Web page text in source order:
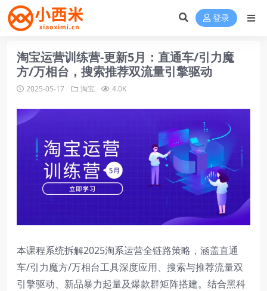
登录
淘宝运营训练营-更新5月：直通车/引力魔
方/万相台，搜索推荐双流量引擎驱动
2025-05-17 淘宝 4.0K
本课程系统拆解2025淘系运营全链路策略，涵盖直通
车/引力魔方/万相台工具深度应用、搜索与推荐流量双
引擎驱动、新品暴力起量及爆款群矩阵搭建。结合黑科